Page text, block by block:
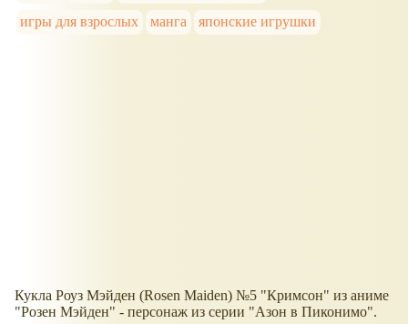
игры для взрослых
манга японские игрушки
Кукла Роуз Мэйден (Rosen Maiden) №5 "Кримсон" из аниме
"Розен Мэйден" - персонаж из серии "Азон в Пиконимо".